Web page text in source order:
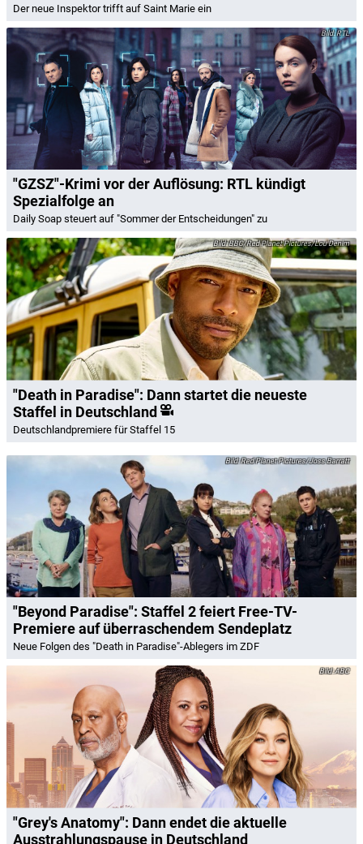
Der neue Inspektor trifft auf Saint Marie ein
RTL
"GZSZ"-Krimi vor der Auflösung: RTL kündigt
Spezialfolge an
Daily Soap steuert auf "Sommer der Entscheidungen" zu
BBC/Red Planet Pictures/Lou Denim
"Death in Paradise": Dann startet die neueste
Staffel in Deutschland
Deutschlandpremiere für Staffel 15
Red Planet Pictures/Joss Barratt
"Beyond Paradise": Staffel 2 feiert Free-TV-
Premiere auf überraschendem Sendeplatz
Neue Folgen des "Death in Paradise"-Ablegers im ZDF
ABC
"Grey's Anatomy": Dann endet die aktuelle
Ausstrahlungspause in Deutschland